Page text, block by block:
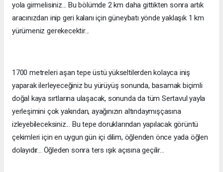
yola girmelisiniz... Bu bölümde 2 km daha gittikten sonra artık
aracınızdan inip geri kalanı için güneybatı yönde yaklaşık 1 km
yürümeniz gerekecektir...
1700 metreleri aşan tepe üstü yükseltilerden kolayca iniş
yaparak ilerleyeceğiniz bu yürüyüş sonunda, basamak biçimli
doğal kaya sırtlarına ulaşacak, sonunda da tüm Sertavul yayla
yerleşimini çok yakından, ayağınızın altındaymışçasına
izleyebileceksiniz... Bu tepe doruklarından yapılacak görüntü
çekimleri için en uygun gün içi dilim, öğlenden önce yada öğlen
dolayıdır... Öğleden sonra ters ışık açısına geçilir...